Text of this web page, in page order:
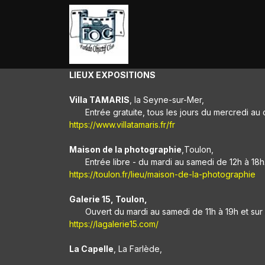
SE RENDRE AU CONTENU
LIEUX EXPOSITIONS
Villa TAMARIS , la Seyne-sur-Mer,
​Entrée gratuite, tous les jours du mercredi au
https://www.villatamaris.fr/fr​
Maison de la photographie ,Toulon,
​Entrée libre - du mardi au samedi de 12h à 18h.
https://toulon.fr/lieu/maison-de-la-photographie
Galerie 15, Toulon,
Ouvert du mardi au samedi de 11h à 19h et
https://lagalerie15.com/
La Capelle , La Farlède,